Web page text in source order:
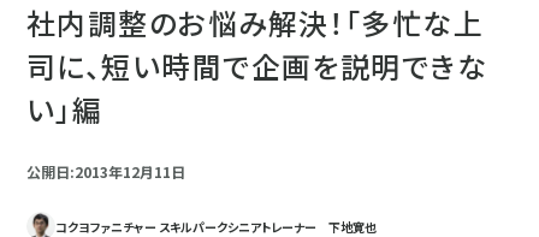
社内調整のお悩み解決！「多忙な上
司に、短い時間で企画を説明できな
い」編
公開日:2013年12月11日
コクヨファニチャー スキルパークシニアトレーナー 下地寛也